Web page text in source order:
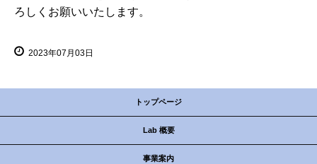
ろしくお願いいたします。
2023年07月03日
トップページ
Lab 概要
事業案内